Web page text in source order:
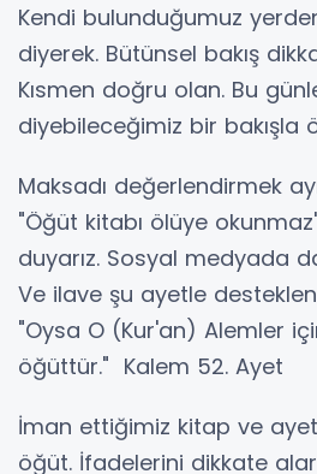
Kendi bulunduğumuz
diyerek. Bütünsel bakış
Kısmen doğru olan. Bu
diyebileceğimiz bir bakışla
Maksadı değerlendirmek
"Öğüt kitabı ölüye
duyarız. Sosyal medyada da
Ve ilave şu ayetle
"Oysa O (Kur'an) Alemler
öğüttür." Kalem 52. Ayet
İman ettiğimiz kitap ve
öğüt. İfadelerini dikkate